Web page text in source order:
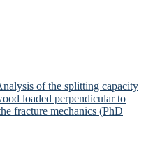
of the splitting capacity
loaded perpendicular to
fracture mechanics (PhD